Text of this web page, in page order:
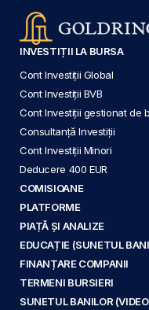
INVESTIȚII LA BURSA
Cont Investiții Global
Cont Investiții BVB
Cont Investiții gestionat de
Consultanță Investiții
Cont Investiții Minori
Deducere 400 EUR
COMISIOANE
PLATFORME
PIAȚĂ ȘI ANALIZE
EDUCAȚIE (SUNETUL
FINANȚARE COMPANII
TERMENI BURSIERI
SUNETUL BANILOR